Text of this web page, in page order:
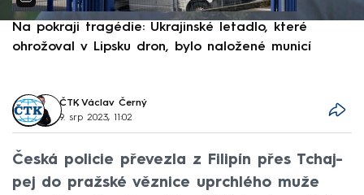
Na pokraji tragédie: Ukrajinské letadlo, které
ohrožoval v Lipsku dron, bylo naložené municí
ČTK, Václav Černý
9. srp 2023, 11:02
Česká policie převezla z Filipín přes Tchaj-
pej do pražské věznice uprchlého muže